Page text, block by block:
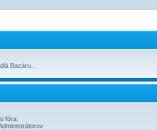
Bazáru...
fóra.